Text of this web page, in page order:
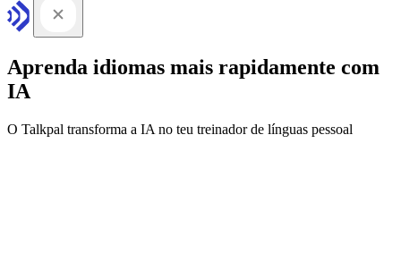
Aprenda idiomas mais rapidamente com
IA
O Talkpal transforma a IA no teu treinador de línguas pessoal